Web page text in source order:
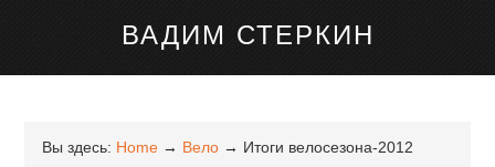
ВАДИМ СТЕРКИН
Вы здесь: Home → Вело → Итоги велосезона-2012